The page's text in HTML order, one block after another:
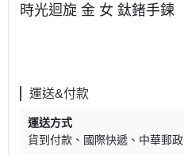
時光迴旋 金 女 鈦鍺手鍊
運送&付款
運送方式
貨到付款
國際快遞 中華郵政